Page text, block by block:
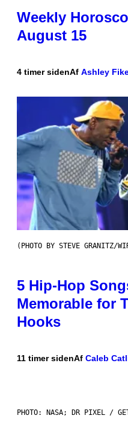
Weekly
August 15
4 timer sidenAf Ashley
(PHOTO BY STEVE GRANITZ/
5 Hip-Hop
Memorable for
Hooks
11 timer sidenAf Caleb
PHOTO: NASA; DR PIXEL /